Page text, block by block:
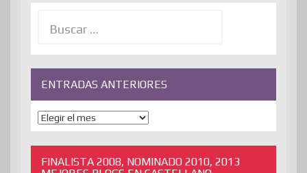
ENTRADAS ANTERIORES
ENTRADAS
ANTERIORES
FINALISTA 2008, NOMINADO 2010, 2013